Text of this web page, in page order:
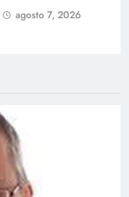
agosto 7, 2026